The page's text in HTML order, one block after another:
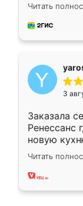
довольны
мебель за
Читать
3
Заказала
Ренессанс
новую
вполне
два года,
Читать